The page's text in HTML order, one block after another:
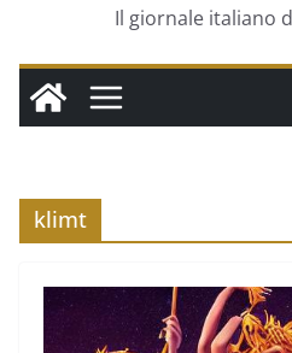
Il giornale italiano
klimt